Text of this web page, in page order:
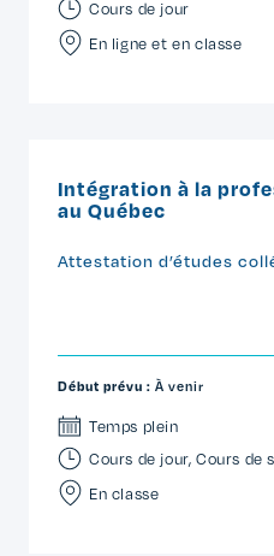
Cours de jour
En ligne et en classe
Intégration à la
au Québec
Attestation d’études
Début prévu : À venir
Temps plein
Cours de jour,Cours de
En classe